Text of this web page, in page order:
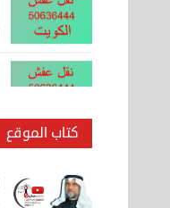
كتاب الموقع